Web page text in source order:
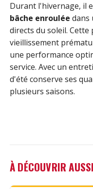
Durant l'hivernage, il
bâche enroulée dans
directs du soleil.
vieillissement
une performance
service. Avec un
d'été conserve ses
plusieurs saisons.
À DÉCOUVRIR AUSSI